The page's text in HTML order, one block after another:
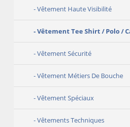
Vêtement Haute Visibilité
Vêtement Tee Shirt / Polo /
Vêtement Sécurité
Vêtement Métiers De Bouche
Vêtement Spéciaux
Vêtements Techniques